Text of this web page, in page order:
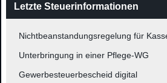
Letzte Steuerinformationen
Nichtbeanstandungsregelung für
Unterbringung in einer Pflege-WG
Gewerbesteuerbescheid digital